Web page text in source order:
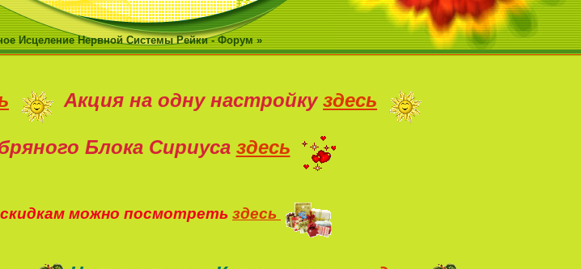
Исцеление Нервной Системы Рейки - Форум »
Акция на одну настройку здесь
Блока Сириуса здесь
можно посмотреть здесь